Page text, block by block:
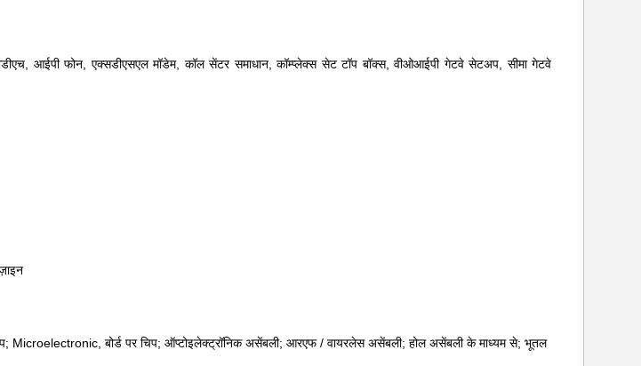
आईपी फोन, एक्सडीएसएल मॉडेम, कॉल सेंटर समाधान, कॉम्प्लेक्स सेट टॉप बॉक्स, वीओआईपी गेटवे सेटअप, सीमा गेटवे
Microelectronic, बोर्ड पर चिप; ऑप्टोइलेक्ट्रॉनिक असेंबली; आरएफ / वायरलेस असेंबली; होल असेंबली के माध्यम से; भूतल